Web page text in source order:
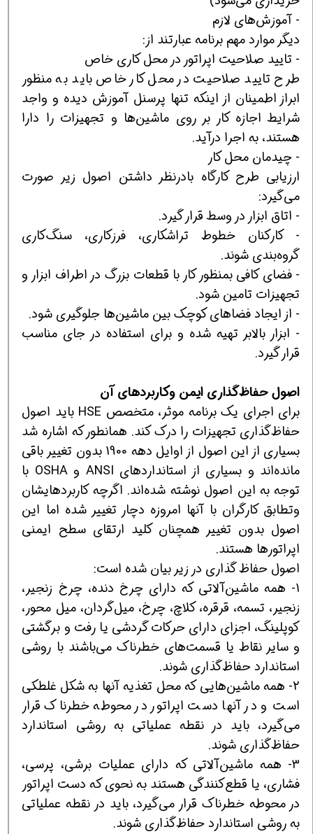
- آموزش‌های لازم
دیگر موارد مهم برنامه عبارتند از:
- تایید صلاحیت اپراتور در محل كاری خاص
طرح تایید صلاحیت در محل كار خاص باید به منظور
ابراز اطمینان از اینكه تنها پرسنل آموزش دیده و واجد
شرایط اجازه كار بر روی ماشین‌ها و تجهیزات را دارا
هستند، به اجرا درآید.
- چیدمان محل كار
ارزیابی طرح كارگاه بادرنظر داشتن اصول زیر صورت
می‌گیرد:
- اتاق ابزار در وسط قرار گیرد.
- كاركنان خطوط تراشكاری، فرزكاری، سنگ‌كاری
گروه‌بندی شوند.
- فضای كافی بمنظور كار با قطعات بزرگ در اطراف ابزار و
تجهیزات تامین شود.
- از ایجاد فضاهای كوچك بین ماشین‌ها جلوگیری شود.
- ابزار بالابر تهیه شده و برای استفاده در جای مناسب
قرار گیرد.
اصول حفاظ‌گذاری ایمن وكاربردهای آن
برای اجرای یك برنامه موثر، متخصص HSE باید اصول
حفاظ‌گذاری تجهیزات را درك كند. همانطور كه اشاره شد
بسیاری از این اصول از اوایل دهه 1900 بدون تغییر باقی
مانده‌اند و بسیاری از استانداردهای ANSI و OSHA با
توجه به این اصول نوشته شده‌اند. اگرچه كاربردهایشان
وتطابق كارگران با آنها امروزه دچار تغییر شده اما این
اصول بدون تغییر همچنان كلید ارتقای سطح ایمنی
اپراتورها هستند.
اصول حفاظ گذاری در زیر بیان شده است:
1- همه ماشین‌آلاتی كه دارای چرخ دنده، چرخ زنجیر،
زنجیر، تسمه، قرقره، كلاچ، چرخ، میل‌گردان، میل محور،
كوپلینگ، اجزای دارای حركات گردشی یا رفت و برگشتی
و سایر نقاط یا قسمت‌های خطرناك می‌باشند با روشی
استاندارد حفاظ‌گذاری شوند.
2- همه ماشین‌هایی كه محل تغذیه آنها به شكل غلطكی
است و در آنها دست اپراتور در محوطه خطرناك قرار
می‌گیرد، باید در نقطه عملیاتی به روشی استاندارد
حفاظ‌گذاری شوند.
3- همه ماشین‌آلاتی كه دارای عملیات برشی، پرسی،
فشاری، یا قطع‌كنندگی هستند به نحوی كه دست اپراتور
در محوطه خطرناك قرار می‌گیرد، باید در نقطه عملیاتی
به روشی استاندارد حفاظ‌گذاری شوند.